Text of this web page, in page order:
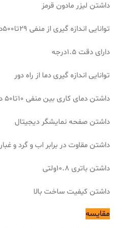
داشتن لیزر مادون قرمز
توانایی اندازه گیری از منفی 29تا500درجه
دارای دقت 1.5درجه
توانایی اندازه گیری دما از راه دور
داشتن دمای کاری بین منفی 10تا50 درجه
داشتن صفحه نمایشگر دیجیتال
داشتن مقاوت در برابر اب و گرد و غبار
داشتن باتری 10.8ولتی
داشتن کیفیت ساخت بالا
مقایسه